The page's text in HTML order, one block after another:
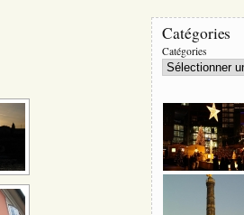
Catégories
Catégories